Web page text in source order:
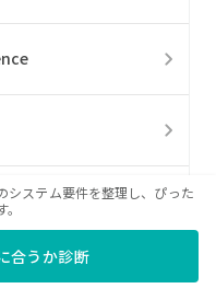
システム要件を整理し、ぴった
合うか診断